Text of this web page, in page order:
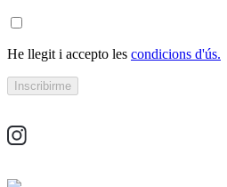
He llegit i accepto les condicions d'ús.